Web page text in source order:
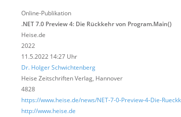
Online-Publikation
.NET 7.0 Preview 4: Die Rückkehr von Program.Main()
Heise.de
2022
11.5.2022 14:27 Uhr
Dr. Holger Schwichtenberg
Heise Zeitschriften Verlag, Hannover
4828
https://www.heise.de/news/NET-7-0-Preview-4-Die-
http://www.heise.de